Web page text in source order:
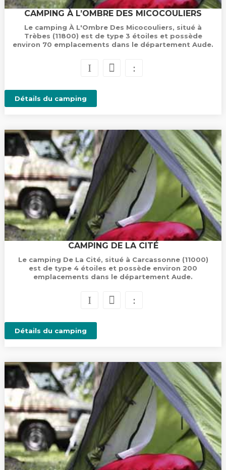
CAMPING À L’OMBRE DES MICOCOULIERS
Le camping À L'Ombre Des Micocouliers, situé à
Trèbes (11800) est de type 3 étoiles et possède
environ 70 emplacements dans le département Aude.
Détails du camping
CAMPING DE LA CITÉ
Le camping De La Cité, situé à Carcassonne (11000)
est de type 4 étoiles et possède environ 200
emplacements dans le département Aude.
Détails du camping